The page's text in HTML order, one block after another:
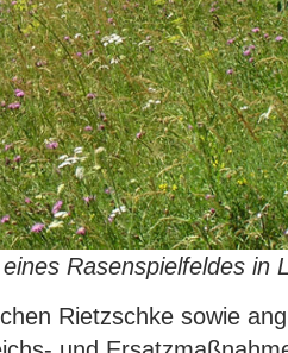
CAMERA
CAMERARasenspielfeldes in
Rietzschke sowie